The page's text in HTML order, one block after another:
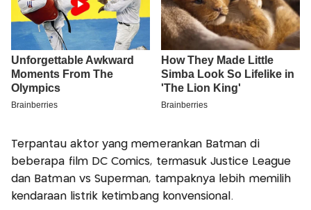
Terpantau aktor yang memerankan Batman di
beberapa film DC Comics, termasuk Justice League
dan Batman vs Superman, tampaknya lebih memilih
kendaraan listrik ketimbang konvensional.